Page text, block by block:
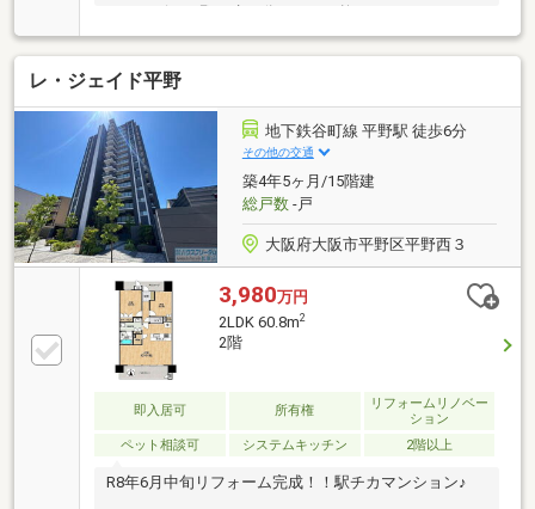
歩１分・スーパーライフ・・・・歩７分●飲食施設・
レストラン花園・・・・歩２０秒・鉄板焼き萩の
家・・歩３分・串カツ武田・・・・・・・歩４分・だ
るまコーヒー・・・・歩２分●医療施設など・総合病
院緑風会・・歩１３分・かねしろ内科クリニック・・
歩７分・教育大付属小・・・歩10分■TVで話題の串カ
ツ屋さんや隠れ家カフェなど、地元出身の担当がガイ
ドブックに載っていない魅力を伝えます！ご見学希望
の方は【見学希望】ボタンをクリック下さい！
レ・ジェイド平野
地下鉄谷町線 平野駅 徒歩6分
その他の交通
築4年5ヶ月/15階建
総戸数-戸
大阪府大阪市平野区平野西３
3,980万円
2LDK 60.8m2
2階
即入居可 所有権
リフォームリノベー
ション
ペット相談可
システムキッチン 2階以上
R8年6月中旬リフォーム完成！！駅チカマンション♪